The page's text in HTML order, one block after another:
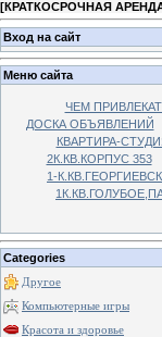
[КРАТКОСРОЧНАЯ АРЕНДА
Вход на сайт
Меню сайта
ЧЕМ
ДОСКА ОБЪЯВЛЕНИЙ
КВАРТИРА-
2К.КВ.КОРПУС 353
1-
Categories
Другое
Компьютерные игры
Красота и здоровье